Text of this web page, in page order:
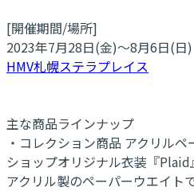
[開催期間/場所]
2023年7月28日(金)～8月6日(日)
HMV札幌ステラプレイス
主な商品ラインナップ
・コレクション商品 アクリル
ショップオリジナル衣装『
アクリル製のペーパーウエイトで